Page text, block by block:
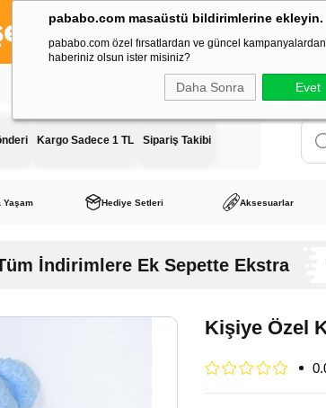
pababo.com masaüstü bildirimlerine ekleyin.
pababo.com özel fırsatlardan ve güncel kampanyalardan
haberiniz olsun ister misiniz?
Daha Sonra Evet
Tüm Siparişlerde Kargo Ücreti
Kargo Sadece 1 TL Sipariş Takibi
Yaşam Hediye Setleri Aksesuarlar
İndirimlere Ek Sepette Ekstra
Kişiye Özel